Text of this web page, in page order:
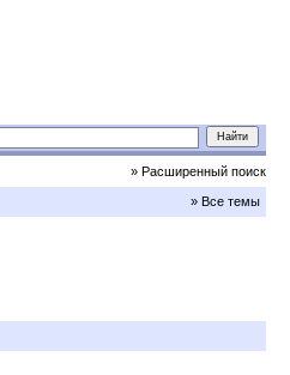
» Расширенный поиск
» Все темы